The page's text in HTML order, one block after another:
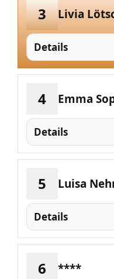
3 Livia
Details
4 Emma
Details
5 Luisa
Details
6 ****